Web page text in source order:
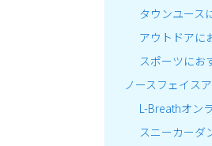
タウンユース
アウトドアに
スポーツにお
ノースフェイス
L-Breathオン
スニーカーダ